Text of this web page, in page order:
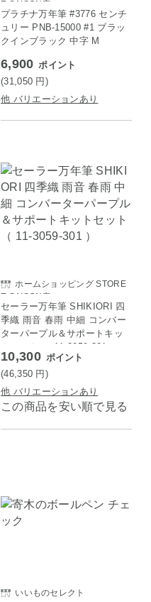
E SAISON店
プラチナ万年筆 #3776 センチ
ュリー PNB-15000 #1 ブラッ
クインブラック 中字 M
6,900 ポイント
(31,050 円 )
他 バリエーションあり
ホームショッピング STORE
E SAISON店
セーラー万年筆 SHIKIORI 四
季織 雨音 春雨 中細 コンバー
ターパープル＆サポートキッ
トセット （ 11-3059-301 ）
10,300 ポイント
(46,350 円 )
他 バリエーションあり
この商品を安い順で見る
いいものセレクト